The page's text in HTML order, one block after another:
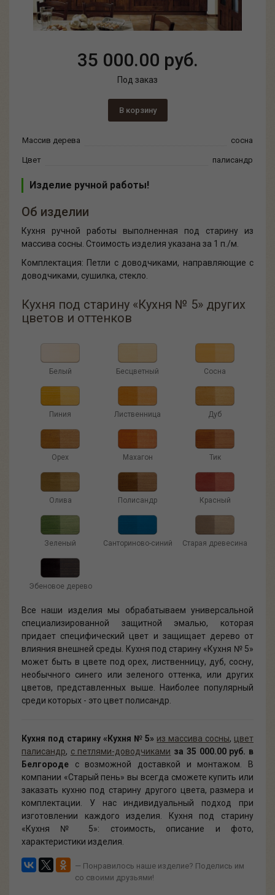
35 000.00 руб.
Под заказ
В корзину
Массив дерева сосна
Цвет палисандр
Изделие ручной работы!
Об изделии
Кухня ручной работы выполненная под старину из
массива сосны. Стоимость изделия указана за 1 п./м.
Комплектация: Петли с доводчиками, направляющие с
доводчиками, сушилка, стекло.
Кухня под старину «Кухня № 5» других
цветов и оттенков
Белый Бесцветный Сосна
Пиния Лиственница Дуб
Орех Махагон Тик
Олива Полисандр Красный
Зеленый Санториново-синий Старая древесина
Эбеновое дерево
Все наши изделия мы обрабатываем универсальной
специализированной защитной эмалью, которая
придает специфический цвет и защищает дерево от
влияния внешней среды. Кухня под старину «Кухня № 5»
может быть в цвете под орех, лиственницу, дуб, сосну,
необычного синего или зеленого оттенка, или других
цветов, представленных выше. Наиболее популярный
среди которых - это цвет полисандр.
Кухня под старину «Кухня № 5» из массива сосны, цвет
палисандр, с петлями-доводчиками за 35 000.00 руб. в
Белгороде с возможной доставкой и монтажом. В
компании «Старый пень» вы всегда сможете купить или
заказать кухню под старину другого цвета, размера и
комплектации. У нас индивидуальный подход при
изготовлении каждого изделия. Кухня под старину
«Кухня № 5»: стоимость, описание и фото,
характеристики изделия.
— Понравилось наше изделие? Поделись им
со своими друзьями!